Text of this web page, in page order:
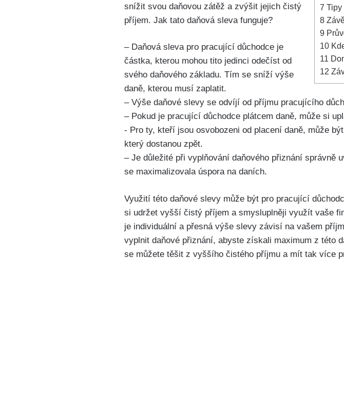
7 Tipy
8
9
10
11
12
snížit svou daňovou zátěž a zvýšit jejich čistý
příjem.⁣ Jak tato daňová sleva funguje?
– ‌Daňová sleva ‌pro pracující ⁣důchodce je
částka, ⁢kterou mohou tito jedinci odečíst ⁢od
svého daňového základu. ‌Tím se sníží výše
daně, kterou musí zaplatit.
– Výše daňové slevy⁤ se odvíjí od příjmu pracujícího
– Pokud je pracující důchodce plátcem ⁣daně,⁢ může⁤ si
-‍ Pro‍ ty, kteří jsou osvobozeni od placení daně, ​může
který dostanou zpět.
– Je důležité při vyplňování daňového přiznání správně
se maximalizovala úspora na daních.
Využití této daňové slevy může být pro pracující
si ⁢udržet vyšší čistý příjem ‍a smysluplněji využít vaše
je individuální a přesná výše slevy závisí na vašem
vyplnit daňové přiznání, abyste ⁣získali maximum z této⁣
se můžete těšit z‍ vyššího čistého⁢ příjmu a⁤ mít tak více